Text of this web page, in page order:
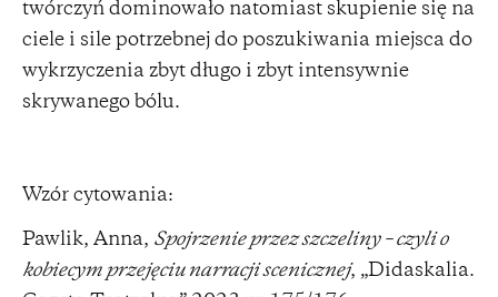
twórczyń dominowało natomiast skupienie się na
ciele i sile potrzebnej do poszukiwania miejsca do
wykrzyczenia zbyt długo i zbyt intensywnie
skrywanego bólu.
Wzór cytowania:
Pawlik, Anna, Spojrzenie przez szczeliny – czyli o
kobiecym przejęciu narracji scenicznej, „Didaskalia.